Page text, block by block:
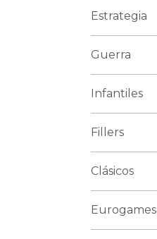
Estrategia
Guerra
Infantiles
Fillers
Clásicos
Eurogames